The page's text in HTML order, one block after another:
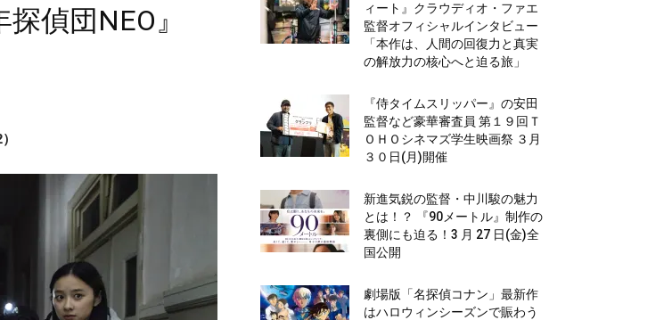
偵団NEO』
ィート』クラウディオ・ファエ
監督オフィシャルインタビュー
「本作は、人間の回復力と真実
の解放力の核心へと迫る旅」
『侍タイムスリッパー』の安田
監督など豪華審査員 第１９回Ｔ
ＯＨＯシネマズ学生映画祭 ３月
３０日(月)開催
新進気鋭の監督・中川駿の魅力
とは！？ 『90メートル』制作の
裏側にも迫る！3 月 27 日(金)全
国公開
劇場版「名探偵コナン」最新作
はハロウィンシーズンで賑わう